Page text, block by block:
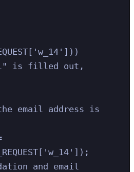
is filled out,
email address is
and email